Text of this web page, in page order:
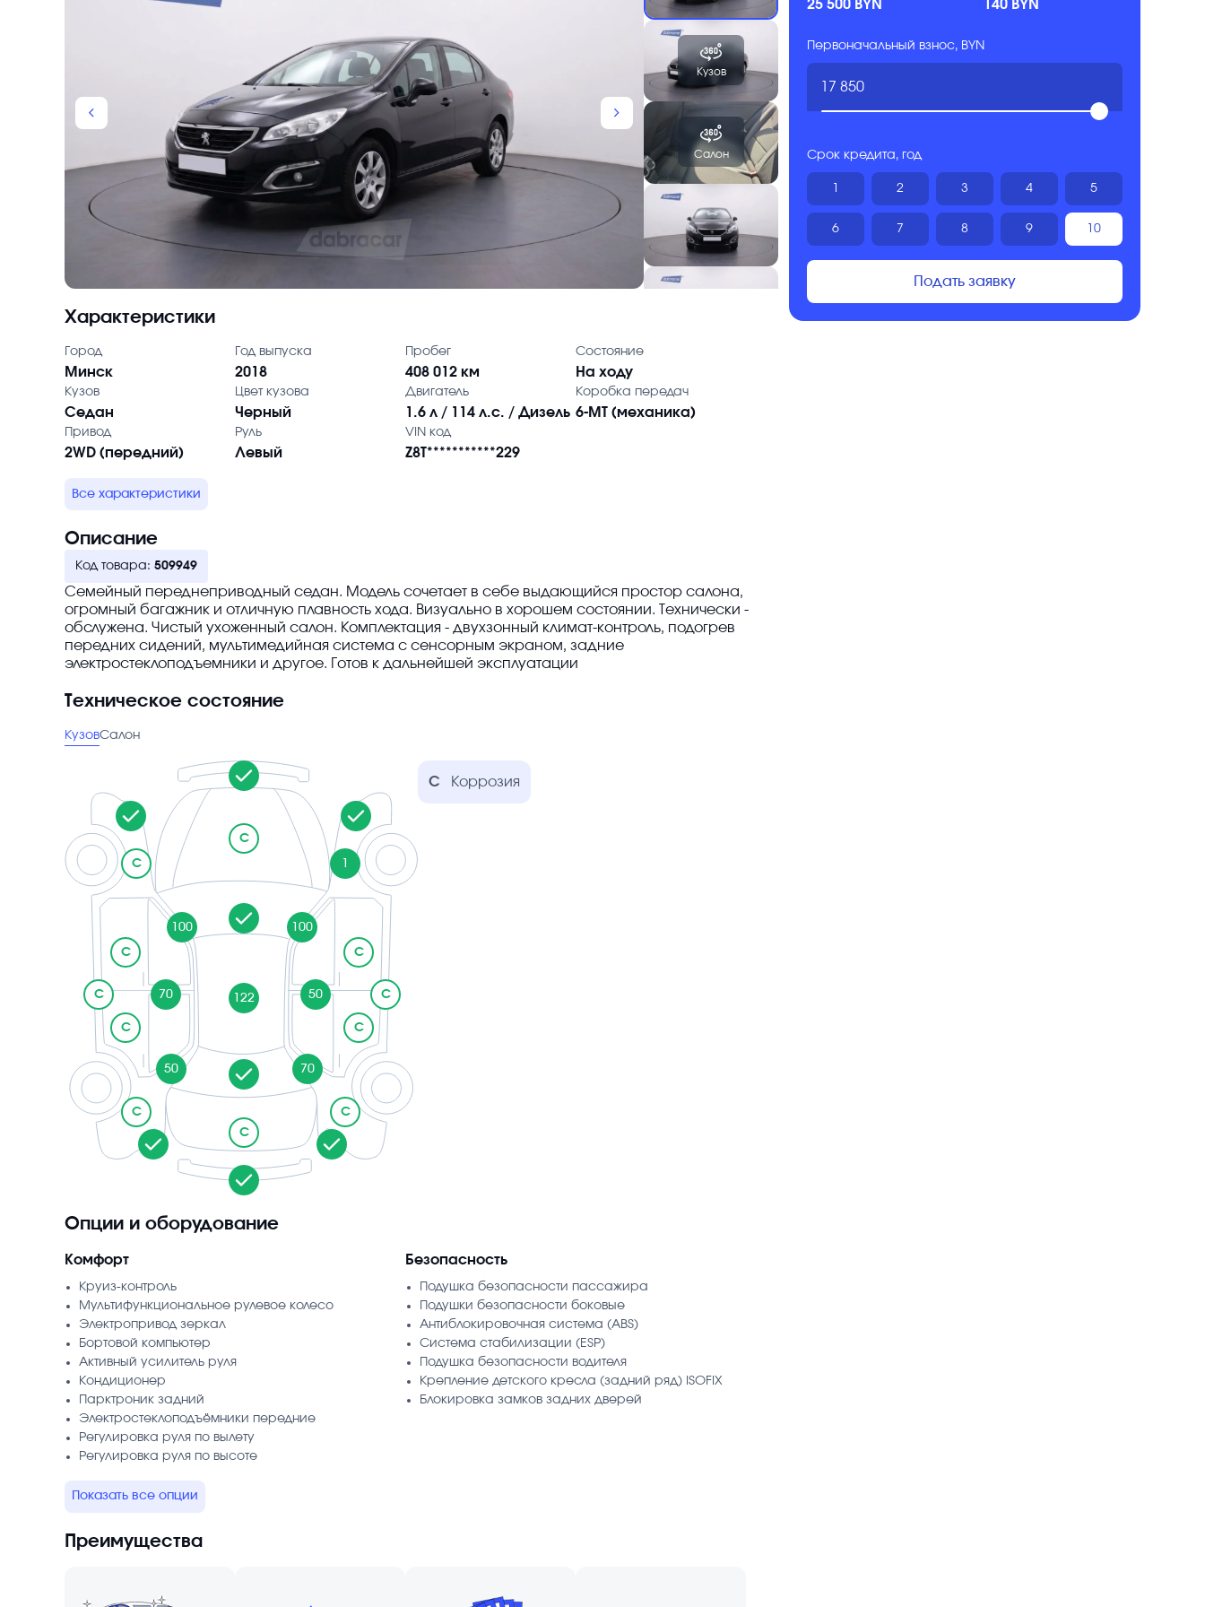
chevron_backward chevron_forward
Кузов
Салон
Характеристики
Город
Минск
Год выпуска
2018
Пробег
408 012 км
Состояние
На ходу
Кузов
Седан
Цвет кузова
Черный
Двигатель
1.6 л / 114 л.с. / Дизель
Коробка передач
6-MT (механика)
Привод
2WD (передний)
Руль
Левый
VIN код
Z8T***********229
Все характеристики
Описание
Код товара: 509949
Cемейный переднеприводный седан. Модель сочетает в себе выдающийся простор салона,
огромный багажник и отличную плавность хода. Визуально в хорошем состоянии. Технически -
обслужена. Чистый ухоженный салон. Комплектация - двухзонный климат-контроль, подогрев
передних сидений, мультимедийная система с сенсорным экраном, задние
электростеклоподъемники и другое. Готов к дальнейшей эксплуатации
Техническое состояние
КузовСалон
C
122
C
C
100
C
C 70
C
50
C
100
C
C
50
C
70
C
C Коррозия
Опции и оборудование
Комфорт
Круиз-контроль
Мультифункциональное рулевое колесо
Электропривод зеркал
Бортовой компьютер
Активный усилитель руля
Кондиционер
Парктроник задний
Электростеклоподъёмники передние
Регулировка руля по вылету
Регулировка руля по высоте
Безопасность
Подушка безопасности пассажира
Подушки безопасности боковые
Антиблокировочная система (ABS)
Система стабилизации (ESP)
Подушка безопасности водителя
Крепление детского кресла (задний ряд) ISOFIX
Блокировка замков задних дверей
Показать все опции
Преимущества
25 500 BYN 140 BYN
Первоначальный взнос, BYN
Срок кредита, год
2 3 4 5
6 7 8 9 10
Подать заявку